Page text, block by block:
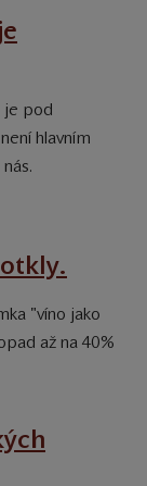
je pod
hlavním
"víno jako
až na 40%